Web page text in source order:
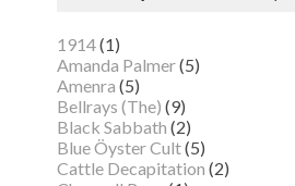
1914(1)
Amanda Palmer(5)
Amenra (5)
Bellrays (The) (9)
Black Sabbath (2)
Blue Öyster Cult(5)
Cattle Decapitation (2)